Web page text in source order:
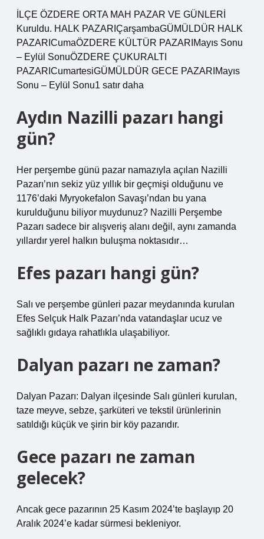
İLÇE ÖZDERE ORTA MAH PAZAR VE GÜNLERİ
Kuruldu. HALK PAZARIÇarşambaGÜMÜLDÜR HALK
PAZARICumaÖZDERE KÜLTÜR PAZARIMayıs Sonu
– Eylül SonuÖZDERE ÇUKURALTI
PAZARICumartesiGÜMÜLDÜR GECE PAZARIMayıs
Sonu – Eylül Sonu1 satır daha
Aydın Nazilli pazarı hangi
gün?
Her perşembe günü pazar namazıyla açılan Nazilli
Pazarı’nın sekiz yüz yıllık bir geçmişi olduğunu ve
1176’daki Myryokefalon Savaşı’ndan bu yana
kurulduğunu biliyor muydunuz? Nazilli Perşembe
Pazarı sadece bir alışveriş alanı değil, aynı zamanda
yıllardır yerel halkın buluşma noktasıdır…
Efes pazarı hangi gün?
Salı ve perşembe günleri pazar meydanında kurulan
Efes Selçuk Halk Pazarı’nda vatandaşlar ucuz ve
sağlıklı gıdaya rahatlıkla ulaşabiliyor.
Dalyan pazarı ne zaman?
Dalyan Pazarı: Dalyan ilçesinde Salı günleri kurulan,
taze meyve, sebze, şarküteri ve tekstil ürünlerinin
satıldığı küçük ve şirin bir köy pazarıdır.
Gece pazarı ne zaman
gelecek?
Ancak gece pazarının 25 Kasım 2024’te başlayıp 20
Aralık 2024’e kadar sürmesi bekleniyor.